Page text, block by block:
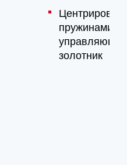
пружинами
золотник